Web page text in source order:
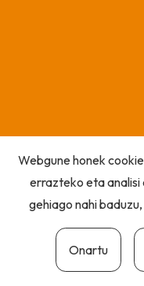
Webgune honek
errazteko eta
gehiago nahi
Onartu